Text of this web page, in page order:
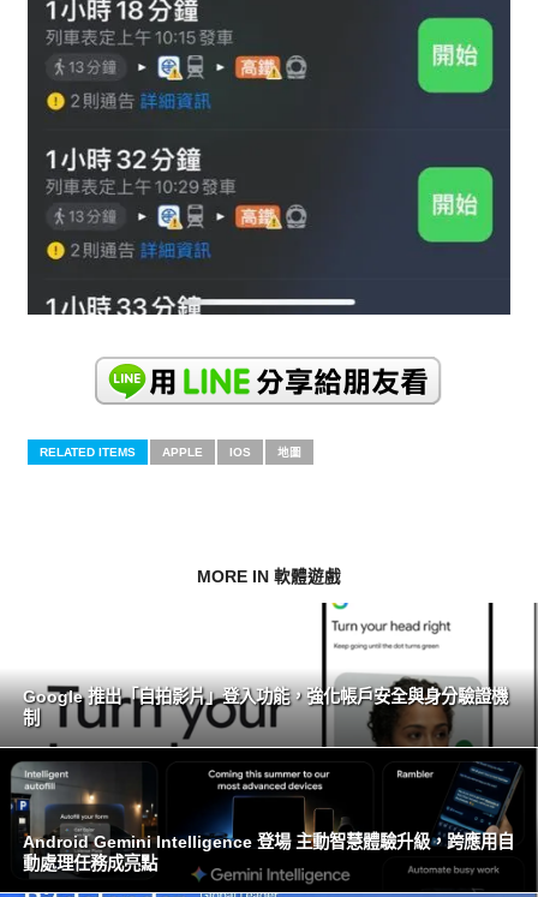
RELATED ITEMS APPLE IOS 地圖
MORE IN 軟體遊戲
Google 推出「自拍影片」登入功能，強化帳戶安全與身分驗證機
制
Android Gemini Intelligence 登場 主動智慧體驗升級，跨應用自
動處理任務成亮點